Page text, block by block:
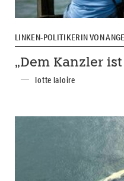
LINKEN-POLITIKERIN VON
„Dem Kanzler
lotte laloire